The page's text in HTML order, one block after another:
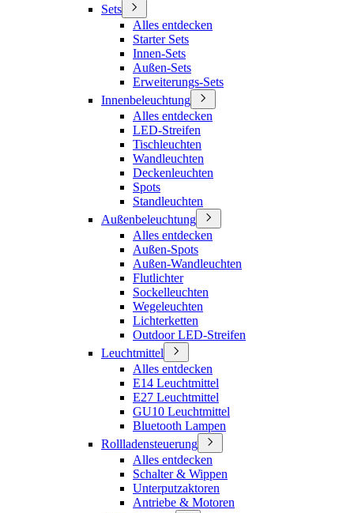
Sets
Alles entdecken
Starter Sets
Innen-Sets
Außen-Sets
Erweiterungs-Sets
Innenbeleuchtung
Alles entdecken
LED-Streifen
Tischleuchten
Wandleuchten
Deckenleuchten
Spots
Standleuchten
Außenbeleuchtung
Alles entdecken
Außen-Spots
Außen-Wandleuchten
Flutlichter
Sockelleuchten
Wegeleuchten
Lichterketten
Outdoor LED-Streifen
Leuchtmittel
Alles entdecken
E14 Leuchtmittel
E27 Leuchtmittel
GU10 Leuchtmittel
Bluetooth Lampen
Rollladensteuerung
Alles entdecken
Schalter & Wippen
Unterputzaktoren
Antriebe & Motoren